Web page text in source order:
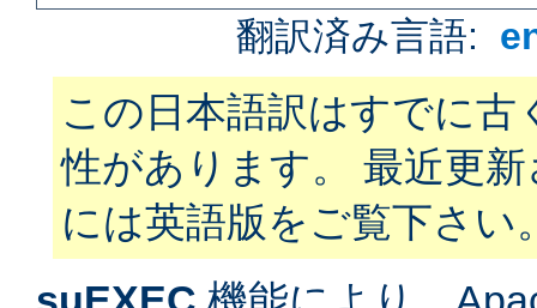
翻訳済み言語:
この日本語訳はすでに古
性があります。 最近更
には英語版をご覧下さい